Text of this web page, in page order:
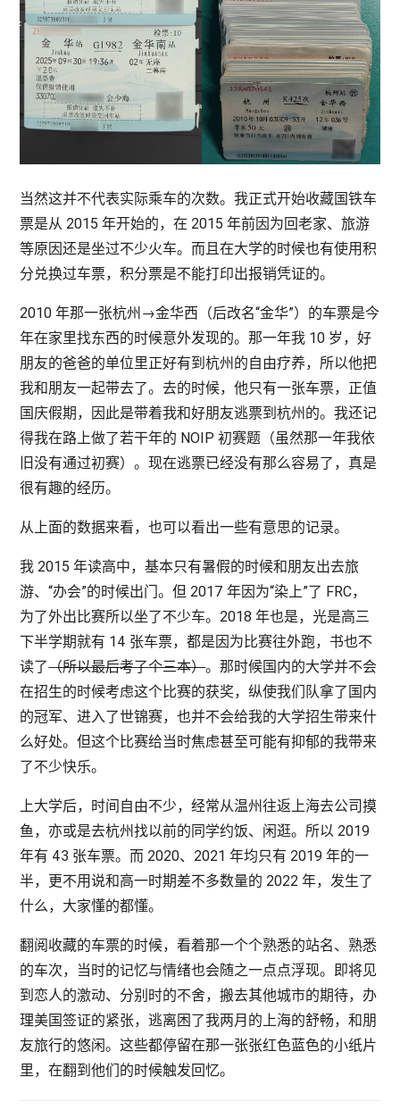
当然这并不代表实际乘车的次数。我正式开始收藏国铁车
票是从 2015 年开始的，在 2015 年前因为回老家、旅游
等原因还是坐过不少火车。而且在大学的时候也有使用积
分兑换过车票，积分票是不能打印出报销凭证的。
2010 年那一张杭州→金华西（后改名“金华”）的车票是今
年在家里找东西的时候意外发现的。那一年我 10 岁，好
朋友的爸爸的单位里正好有到杭州的自由疗养，所以他把
我和朋友一起带去了。去的时候，他只有一张车票，正值
国庆假期，因此是带着我和好朋友逃票到杭州的。我还记
得我在路上做了若干年的 NOIP 初赛题（虽然那一年我依
旧没有通过初赛）。现在逃票已经没有那么容易了，真是
很有趣的经历。
从上面的数据来看，也可以看出一些有意思的记录。
我 2015 年读高中，基本只有暑假的时候和朋友出去旅
游、“办会”的时候出门。但 2017 年因为“染上”了 FRC，
为了外出比赛所以坐了不少车。2018 年也是，光是高三
下半学期就有 14 张车票，都是因为比赛往外跑，书也不
读了（所以最后考了个三本）。那时候国内的大学并不会
在招生的时候考虑这个比赛的获奖，纵使我们队拿了国内
的冠军、进入了世锦赛，也并不会给我的大学招生带来什
么好处。但这个比赛给当时焦虑甚至可能有抑郁的我带来
了不少快乐。
上大学后，时间自由不少，经常从温州往返上海去公司摸
鱼，亦或是去杭州找以前的同学约饭、闲逛。所以 2019
年有 43 张车票。而 2020、2021 年均只有 2019 年的一
半，更不用说和高一时期差不多数量的 2022 年，发生了
什么，大家懂的都懂。
翻阅收藏的车票的时候，看着那一个个熟悉的站名、熟悉
的车次，当时的记忆与情绪也会随之一点点浮现。即将见
到恋人的激动、分别时的不舍，搬去其他城市的期待，办
理美国签证的紧张，逃离困了我两月的上海的舒畅，和朋
友旅行的悠闲。这些都停留在那一张张红色蓝色的小纸片
里，在翻到他们的时候触发回忆。